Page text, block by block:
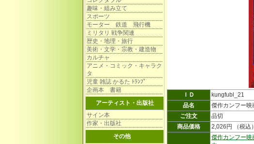
趣味・組み立て
スポーツ
モーター 鉄道 飛行機
ミリタリ 戦争関連
歴史・地理・旅行
美術・文学・宗教・建造物
カルチャ
アニメ・コミック・キャラク
タ
児童 雑誌 かるた ﾄﾗﾝﾌﾟ
企画本 書籍
アーティスト・出版社
サイン本
作家・出版社
その他
ＩＤ
kungfubl_21
品名
傑作カンフー
ご注文
品切
商品価格
2,026円 （税込）
傑作カンフー